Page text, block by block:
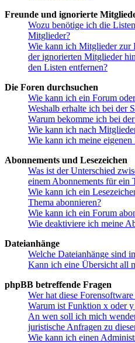
Freunde und ignorierte
Wozu benötige ich die
Mitglieder?
Wie kann ich Mitglieder zur
der ignorierten Mitglieder
den Listen entfernen?
Die Foren durchsuchen
Wie kann ich ein Forum
Weshalb erhalte ich bei der
Warum bekomme ich bei
Wie kann ich nach
Wie kann ich meine
Abonnements und Lesezeichen
Was ist der Unterschied
einem Abonnements für ein
Wie kann ich ein
Thema abonnieren?
Wie kann ich ein Forum
Wie deaktiviere ich meine
Dateianhänge
Welche Dateianhänge sind
Kann ich eine Übersicht all
phpBB betreffende Fragen
Wer hat diese
Warum ist Funktion x oder
An wen soll ich mich
juristische Anfragen zu
Wie kann ich einen